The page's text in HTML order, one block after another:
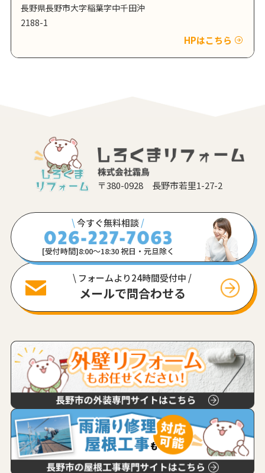
長野県長野市大字稲葉字中千田沖
2188-1
HPはこちら
〒380-0928 長野市若里1-27-2
\今すぐ無料相談/
[受付時間]8:00〜18:30 祝日・元旦除く
\ フォームより24時間受付中 /
メールで問合わせる